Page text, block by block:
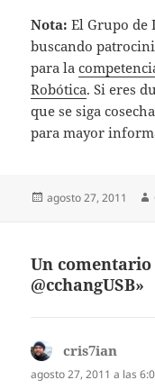
Nota: El Grupo
buscando
para la
Robótica. Si eres
que se siga
para mayor
Publicado
agosto 27, 2011
Un
@cchangUSB»
cris7ian
agosto 27, 2011 a las